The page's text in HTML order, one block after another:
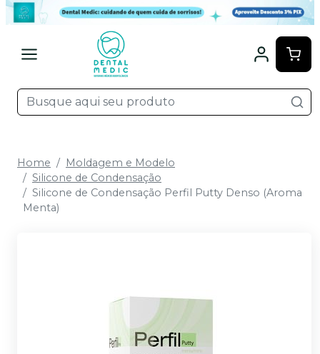
Home
Moldagem e Modelo
Silicone de Condensação
Silicone de Condensação Perfil Putty Denso (Aroma
Menta)